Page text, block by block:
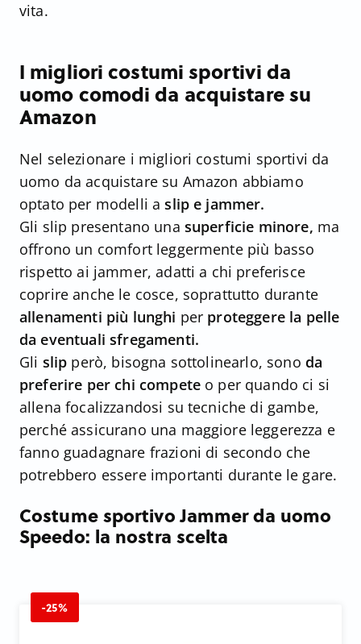
vita.
I migliori costumi sportivi da
uomo comodi da acquistare su
Amazon
Nel selezionare i migliori costumi sportivi da
uomo da acquistare su Amazon abbiamo
optato per modelli aslip e jammer.
Gli slip presentano una superficie minore, ma
offrono un comfort leggermente più basso
rispetto ai jammer, adatti a chi preferisce
coprire anche le cosce, soprattutto durante
allenamenti più lunghi per proteggere la pelle
da eventuali sfregamenti.
Gli slip però, bisogna sottolinearlo, sono da
preferire per chi compete o per quando ci si
allena focalizzandosi su tecniche di gambe,
perché assicurano una maggiore leggerezza e
fanno guadagnare frazioni di secondo che
potrebbero essere importanti durante le gare.
Costume sportivo Jammer da uomo
Speedo: la nostra scelta
-25%